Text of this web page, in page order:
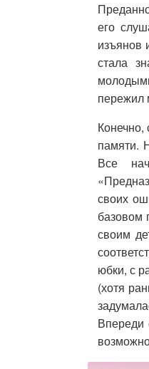
его
изъянов
стала
пережил
Конечно,
памяти.
Все
своих
базовом
своим
юбки, с
(хотя
Впереди